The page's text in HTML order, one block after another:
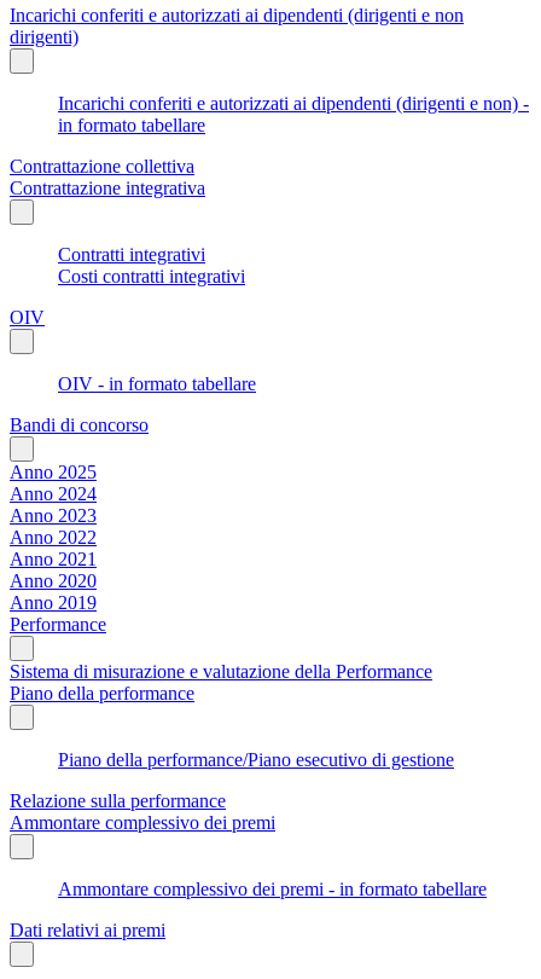
Incarichi conferiti e autorizzati ai dipendenti (dirigenti e non
dirigenti)
Incarichi conferiti e autorizzati ai dipendenti (dirigenti e non) -
in formato tabellare
Contrattazione collettiva
Contrattazione integrativa
Contratti integrativi
Costi contratti integrativi
OIV
OIV - in formato tabellare
Bandi di concorso
Anno 2025
Anno 2024
Anno 2023
Anno 2022
Anno 2021
Anno 2020
Anno 2019
Performance
Sistema di misurazione e valutazione della Performance
Piano della performance
Piano della performance/Piano esecutivo di gestione
Relazione sulla performance
Ammontare complessivo dei premi
Ammontare complessivo dei premi - in formato tabellare
Dati relativi ai premi